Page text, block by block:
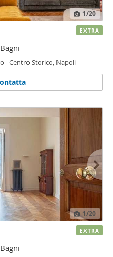
1/20
- Centro Storico, Napoli
EXTRA
1/20
EXTRA